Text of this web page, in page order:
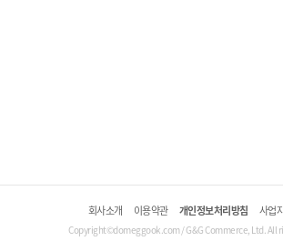
회사소개 이용약관 개인정보처리방침 사업
Copyright©domeggook.com / G&G Commerce, Ltd. All